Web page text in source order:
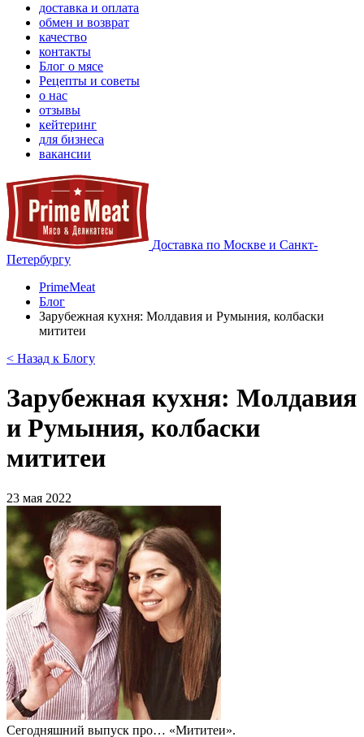
доставка и оплата
обмен и возврат
качество
контакты
Блог о мясе
Рецепты и советы
о нас
отзывы
кейтеринг
для бизнеса
вакансии
Доставка по Москве и Санкт-
Петербургу
PrimeMeat
Блог
Зарубежная кухня: Молдавия и Румыния, колбаски
мититеи
< Назад к Блогу
Зарубежная кухня: Молдавия
и Румыния, колбаски
мититеи
23 мая 2022
Сегодняшний выпуск про… «Мититеи».